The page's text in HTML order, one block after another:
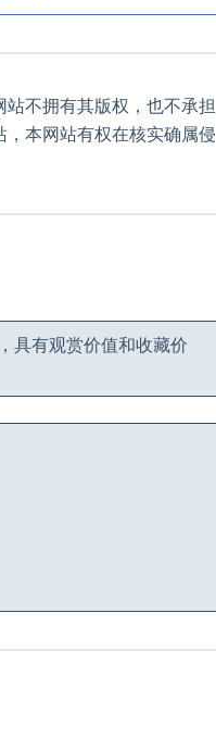
不拥有其版权，也不承担
本网站有权在核实确属侵
具有观赏价值和收藏价